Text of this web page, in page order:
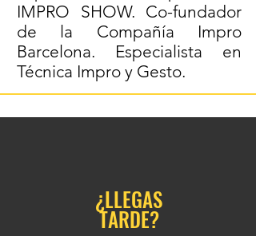
IMPRO SHOW. Co-fundador
de la Compañía Impro
Barcelona. Especialista en
Técnica Impro y Gesto.
¿LLEGAS
TARDE?